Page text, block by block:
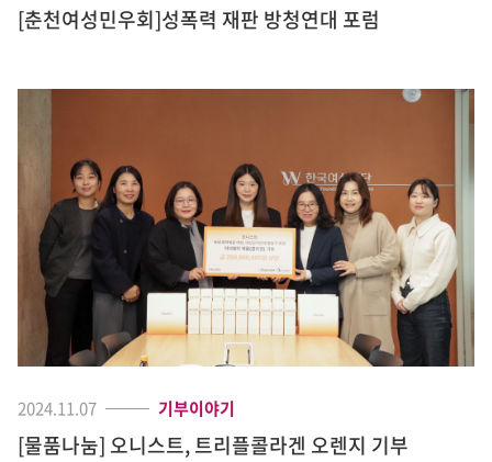
[춘천여성민우회]성폭력 재판 방청연대 포럼
2024.11.07 기부이야기
[물품나눔] 오니스트, 트리플콜라겐 오렌지 기부